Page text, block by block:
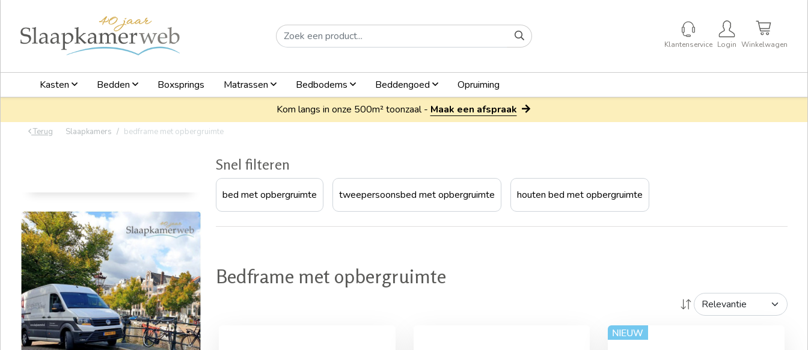
Klantenservice Login Winkelwagen
Kasten Bedden Boxsprings Matrassen Bedbodems Beddengoed
Opruiming
Kom langs in onze 500m² toonzaal - Maak een afspraak
Terug Slaapkamers bedframe met opbergruimte
Snel filteren
bed met opbergruimte tweepersoonsbed met opbergruimte houten bed met opbergruimte
Bedframe met opbergruimte